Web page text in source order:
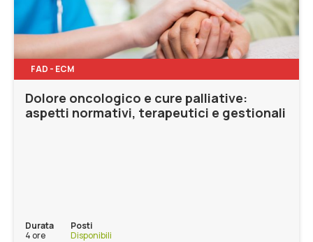
FAD - ECM
Dolore oncologico e cure palliative:
aspetti normativi, terapeutici e gestionali
Durata
4 ore
Posti
Disponibili